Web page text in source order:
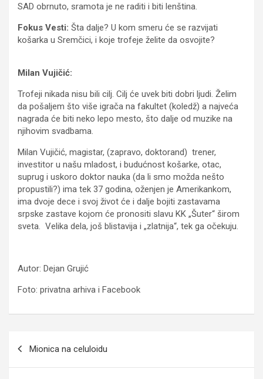
SAD obrnuto, sramota je ne raditi i biti lenština.
Fokus Vesti: Šta dalje? U kom smeru će se razvijati
košarka u Sremčici, i koje trofeje želite da osvojite?
Milan Vujičić:
Trofeji nikada nisu bili cilj. Cilj će uvek biti dobri ljudi. Želim
da pošaljem što više igrača na fakultet (koledž) a najveća
nagrada će biti neko lepo mesto, što dalje od muzike na
njihovim svadbama.
Milan Vujičić, magistar, (zapravo, doktorand) trener,
investitor u našu mladost, i budućnost košarke, otac,
suprug i uskoro doktor nauka (da li smo možda nešto
propustili?) ima tek 37 godina, oženjen je Amerikankom,
ima dvoje dece i svoj život će i dalje bojiti zastavama
srpske zastave kojom će pronositi slavu KK „Šuter“ širom
sveta. Velika dela, još blistavija i „zlatnija“, tek ga očekuju.
Autor: Dejan Grujić
Foto: privatna arhiva i Facebook
Mionica na celuloidu